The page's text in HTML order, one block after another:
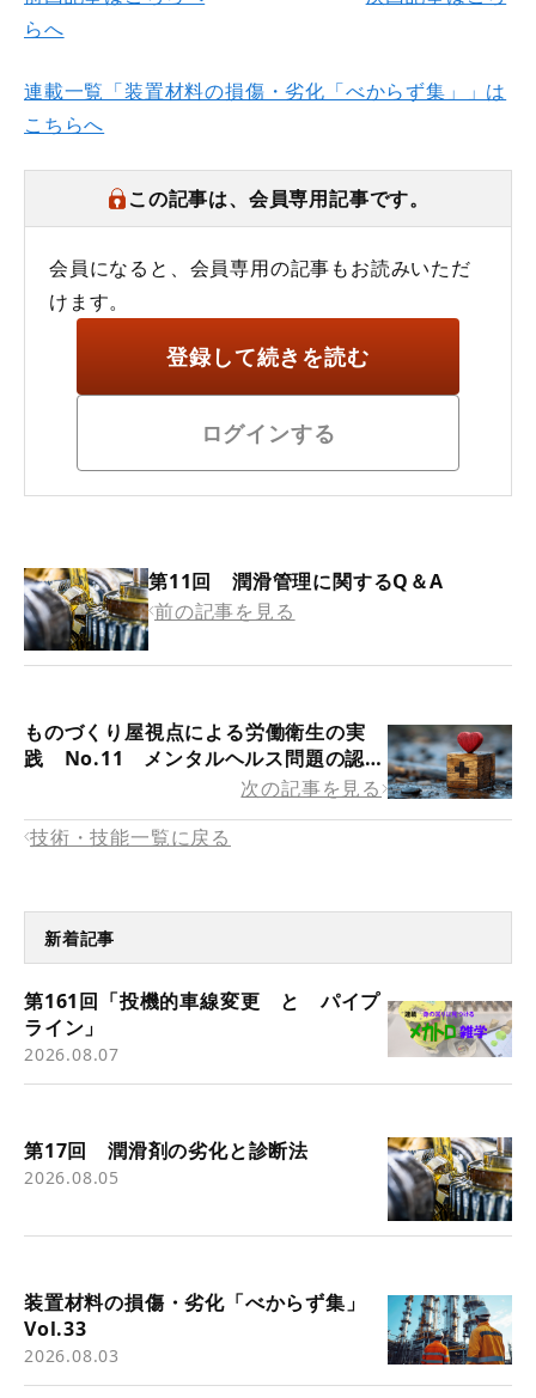
らへ
連載一覧「装置材料の損傷・劣化「べからず集」」は
こちらへ
この記事は、会員専用記事です。
会員になると、会員専用の記事もお読みいただ
けます。
登録して続きを読む
ログインする
第11回 潤滑管理に関するQ＆A
前の記事を見る
ものづくり屋視点による労働衛生の実
践 No.11 メンタルヘルス問題の認識
次の記事を見る
技術・技能一覧に戻る
新着記事
第161回「投機的車線変更 と パイプ
ライン」
2026.08.07
第17回 潤滑剤の劣化と診断法
2026.08.05
装置材料の損傷・劣化「べからず集」
Vol.33
2026.08.03